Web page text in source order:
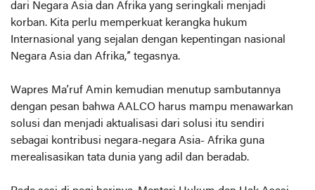
dari Negara Asia dan Afrika yang seringkali menjadi
korban. Kita perlu memperkuat kerangka hukum
Internasional yang sejalan dengan kepentingan nasional
Negara Asia dan Afrika,” tegasnya.
Wapres Ma’ruf Amin kemudian menutup sambutannya
dengan pesan bahwa AALCO harus mampu menawarkan
solusi dan menjadi aktualisasi dari solusi itu sendiri
sebagai kontribusi negara-negara Asia- Afrika guna
merealisasikan tata dunia yang adil dan beradab.